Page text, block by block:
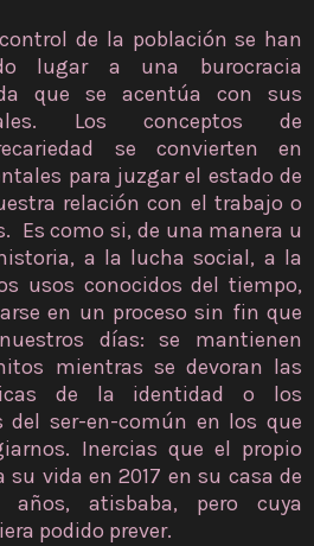
de la población se han
lugar a una burocracia
que se acentúa con sus
Los conceptos de
se convierten en
para juzgar el estado de
relación con el trabajo o
Es como si, de una manera u
a la lucha social, a la
usos conocidos del tiempo,
en un proceso sin fin que
días: se mantienen
mientras se devoran las
de la identidad o los
del ser-en-común en los que
Inercias que el propio
vida en 2017 en su casa de
atisbaba, pero cuya
podido prever.